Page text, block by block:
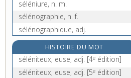
séléniure, n. m.
sélénographie, n. f.
sélénographique, adj.
sélénologie, n. f.
séleucide, adj.
self, n. m.
HISTOIRE DU MOT
séléniteux, euse, adj. [4e édition]
séléniteux, euse, adj. [5e édition]